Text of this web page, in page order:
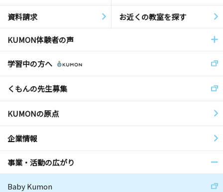
資料請求 お近くの教室を探す
KUMON体験者の声
学習中の方へ
くもんの先生募集
KUMONの原点
企業情報
事業・活動の広がり
Baby Kumon